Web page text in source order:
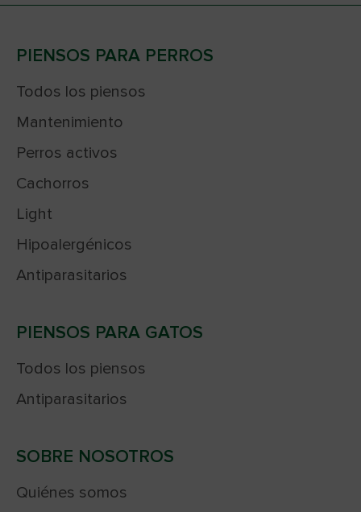
PIENSOS PARA PERROS
Todos los piensos
Mantenimiento
Perros activos
Cachorros
Light
Hipoalergénicos
Antiparasitarios
PIENSOS PARA GATOS
Todos los piensos
Antiparasitarios
SOBRE NOSOTROS
Quiénes somos